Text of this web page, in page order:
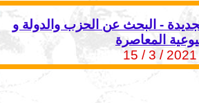
- البحث عن الحزب والدولة و
المعاصرة